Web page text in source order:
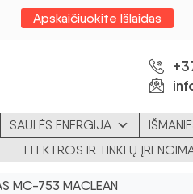
Apskaičiuokite Išlaidas
SAULĖS ENERGIJA
ELEKTROS IR TINKLŲ
MC-753 MACLEAN